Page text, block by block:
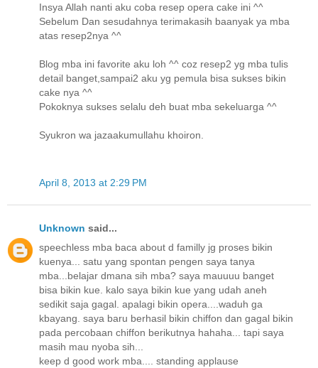
Insya Allah nanti aku coba resep opera cake ini ^^
Sebelum Dan sesudahnya terimakasih baanyak ya mba
atas resep2nya ^^
Blog mba ini favorite aku loh ^^ coz resep2 yg mba tulis
detail banget,sampai2 aku yg pemula bisa sukses bikin
cake nya ^^
Pokoknya sukses selalu deh buat mba sekeluarga ^^
Syukron wa jazaakumullahu khoiron.
April 8, 2013 at 2:29 PM
Unknown said...
speechless mba baca about d familly jg proses bikin
kuenya... satu yang spontan pengen saya tanya
mba...belajar dmana sih mba? saya mauuuu banget
bisa bikin kue. kalo saya bikin kue yang udah aneh
sedikit saja gagal. apalagi bikin opera....waduh ga
kbayang. saya baru berhasil bikin chiffon dan gagal bikin
pada percobaan chiffon berikutnya hahaha... tapi saya
masih mau nyoba sih...
keep d good work mba.... standing applause